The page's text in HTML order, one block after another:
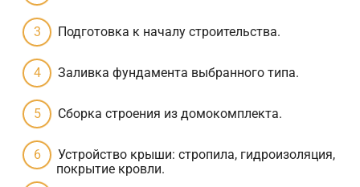
Подготовка к началу строительства.
Заливка фундамента выбранного типа.
Сборка строения из домокомплекта.
Устройство крыши: стропила, гидроизоляция,
покрытие кровли.